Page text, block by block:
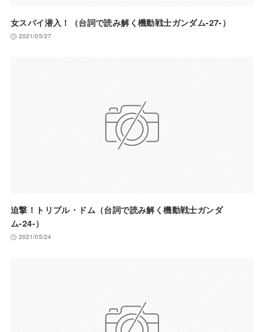
女スパイ潜入！（台詞で読み解く機動戦士ガンダム-27-）
2021/05/27
迫撃！トリプル・ドム（台詞で読み解く機動戦士ガンダ
ム-24-）
2021/05/24